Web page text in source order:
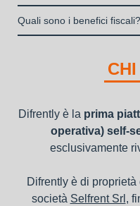
operativa di beni mobili
della
Una volta fatto login vai
Quali sono i benefici fiscali?
nel bilancio, poiché i
canoni di noleggio
Difrently è la prima
operativa) self-
esclusivamente
Difrently è di
società Selfrent Srl ,